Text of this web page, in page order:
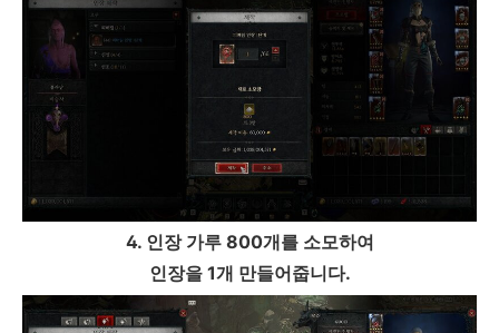
4. 인장 가루 800개를 소모하여
인장을 1개 만들어줍니다.